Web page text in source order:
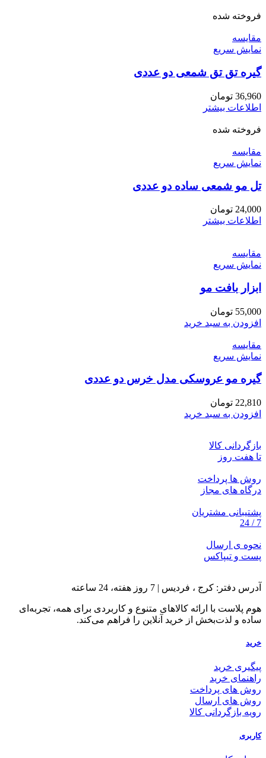
فروخته شده
مقايسه
نمایش سریع
گیره تق تق شمعی دو عددی
36,960 تومان
اطلاعات بیشتر
فروخته شده
مقايسه
نمایش سریع
تل مو شمعی ساده دو عددی
24,000 تومان
اطلاعات بیشتر
مقايسه
نمایش سریع
ابزار بافت مو
55,000 تومان
افزودن به سبد خرید
مقايسه
نمایش سریع
گیره مو عروسکی مدل خرس دو عددی
22,810 تومان
افزودن به سبد خرید
بازگردانی کالا
تا هفت روز
روش ها پرداخت
درگاه های مجاز
پشتیبانی مشتریان
7 / 24
نحوه ی ارسال
پست و تیپاکس
آدرس دفتر: کرج ، فردیس | 7 روز هفته، 24 ساعته
هوم پلاست با ارائه کالاهای متنوع و کاربردی برای همه، تجربه‌ای
ساده و لذت‌بخش از خرید آنلاین را فراهم می‌کند.
خرید
پیگیری خرید
راهنمای خرید
روش های پرداخت
روش های ارسال
رویه بازگردانی کالا
کاربری